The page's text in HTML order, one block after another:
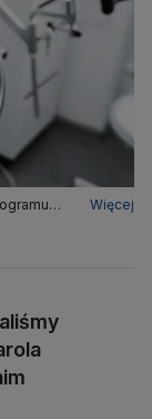
Więcej